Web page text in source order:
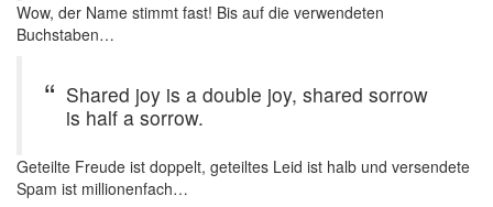
Wow, der Name stimmt fast! Bis auf die verwendeten
Buchstaben…
Shared joy is a double joy, shared sorrow
is half a sorrow.
Geteilte Freude ist doppelt, geteiltes Leid ist halb und versendete
Spam ist millionenfach…